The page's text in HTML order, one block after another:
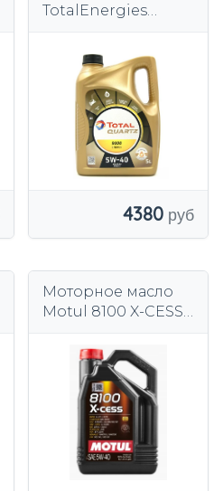
TotalEnergies
5W40 5 л
4380
Моторное масло
Motul 8100 X-CESS